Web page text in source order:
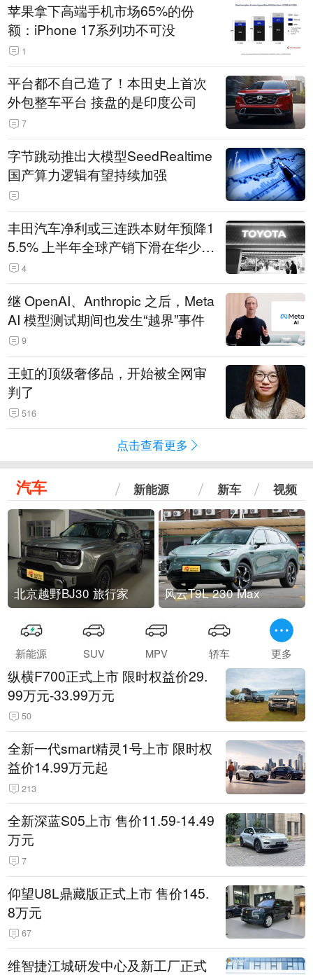
苹果拿下高端手机市场65%的份
额：iPhone 17系列功不可没
1
平台都不自己造了！本田史上首次
外包整车平台 接盘的是印度公司
7
字节跳动推出大模型SeedRealtime
国产算力逻辑有望持续加强
丰田汽车净利或三连跌本财年预降1
5.5% 上半年全球产销下滑在华少卖
14.3万辆
4
继 OpenAI、Anthropic 之后，Meta
AI 模型测试期间也发生“越界”事件
9
王虹的顶级奢侈品，开始被全网审
判了
516
点击查看更多
汽车 新能源 新车 视频
北京越野BJ30 旅行家 风云T9L 230 Max
新能源 SUV MPV 轿车 更多
纵横F700正式上市 限时权益价29.
99万元-33.99万元
50
全新一代smart精灵1号上市 限时权
益价14.99万元起
213
全新深蓝S05上市 售价11.59-14.49
万元
7
仰望U8L鼎藏版正式上市 售价145.
8万元
67
维智捷江城研发中心及新工厂正式